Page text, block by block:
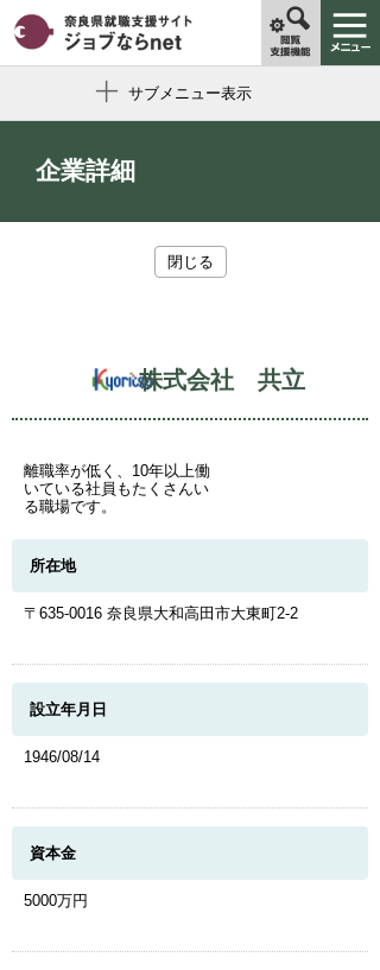
サブメニュー表示
企業詳細
閉じる
株式会社 共立
離職率が低く、10年以上働
いている社員もたくさんい
る職場です。
所在地
〒635-0016 奈良県大和高田市大東町2-2
設立年月日
1946/08/14
資本金
5000万円